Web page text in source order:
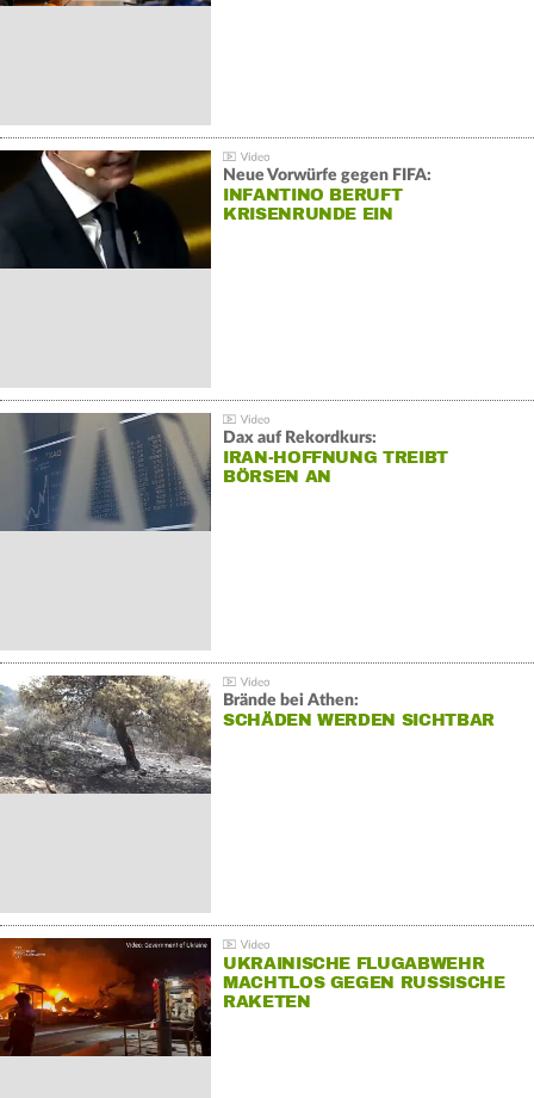
Neue Vorwürfe gegen FIFA:
INFANTINO BERUFT
KRISENRUNDE EIN
Dax auf Rekordkurs:
IRAN-HOFFNUNG TREIBT
BÖRSEN AN
Brände bei Athen:
SCHÄDEN WERDEN SICHTBAR
UKRAINISCHE FLUGABWEHR
MACHTLOS GEGEN RUSSISCHE
RAKETEN